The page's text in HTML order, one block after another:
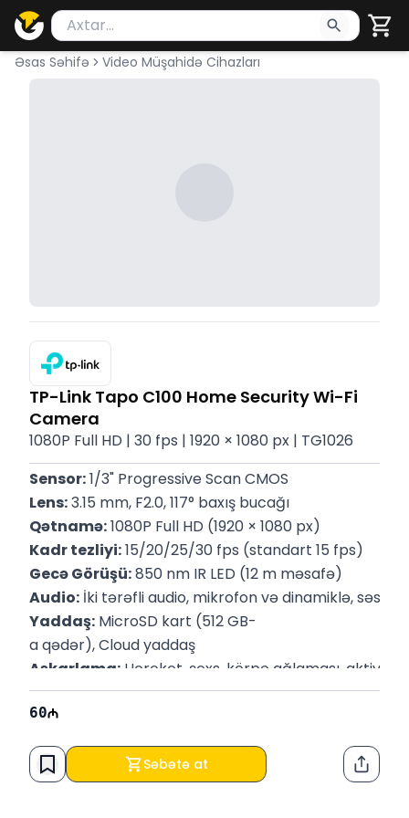
Məhsul axtar
Axtarış üçün ən azı 2 simvol yazın. Göndərmək
Əsas Səhifə Video Müşahidə Cihazları
TP-Link Tapo C100 Home Security Wi-Fi
Camera
1080P Full HD | 30 fps | 1920 × 1080 px | TG1026
Sensor: 1/3" Progressive Scan CMOS
Lens: 3.15 mm, F2.0, 117° baxış bucağı
Qətnamə: 1080P Full HD (1920 × 1080 px)
Kadr tezliyi: 15/20/25/30 fps (standart 15 fps)
Gecə Görüşü: 850 nm IR LED (12 m məsafə)
Audio: İki tərəfli audio, mikrofon və dinamiklə, səs
Yaddaş: MicroSD kart (512 GB-
a qədər), Cloud yaddaş
Aşkarlama: Hərəkət, şəxs, körpə ağlaması, aktiv
Şəbəkə: 2.4 GHz Wi-Fi, RTSP və ONVIF dəstəyi
Güc mənbəyi:
Siren:
91 dB səviyyəsində siqnal səsləndirmə
60
Səbətə at